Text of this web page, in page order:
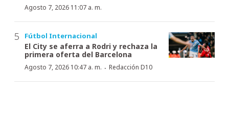
Agosto 7, 2026 11:07 a. m.
Fútbol Internacional
El City se aferra a Rodri y rechaza la
primera oferta del Barcelona
Agosto 7, 2026 10:47 a. m. · Redacción D10